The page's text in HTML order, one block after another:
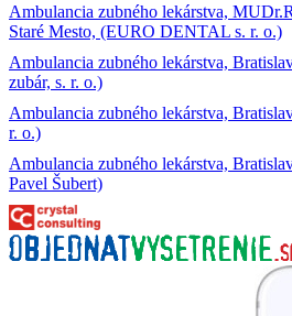
Ambulancia zubného lekárstva,
Staré Mesto, (EURO DENTAL s. r. o.)
Ambulancia zubného lekárstva,
zubár, s. r. o.)
Ambulancia zubného lekárstva,
r. o.)
Ambulancia zubného lekárstva,
Pavel Šubert)